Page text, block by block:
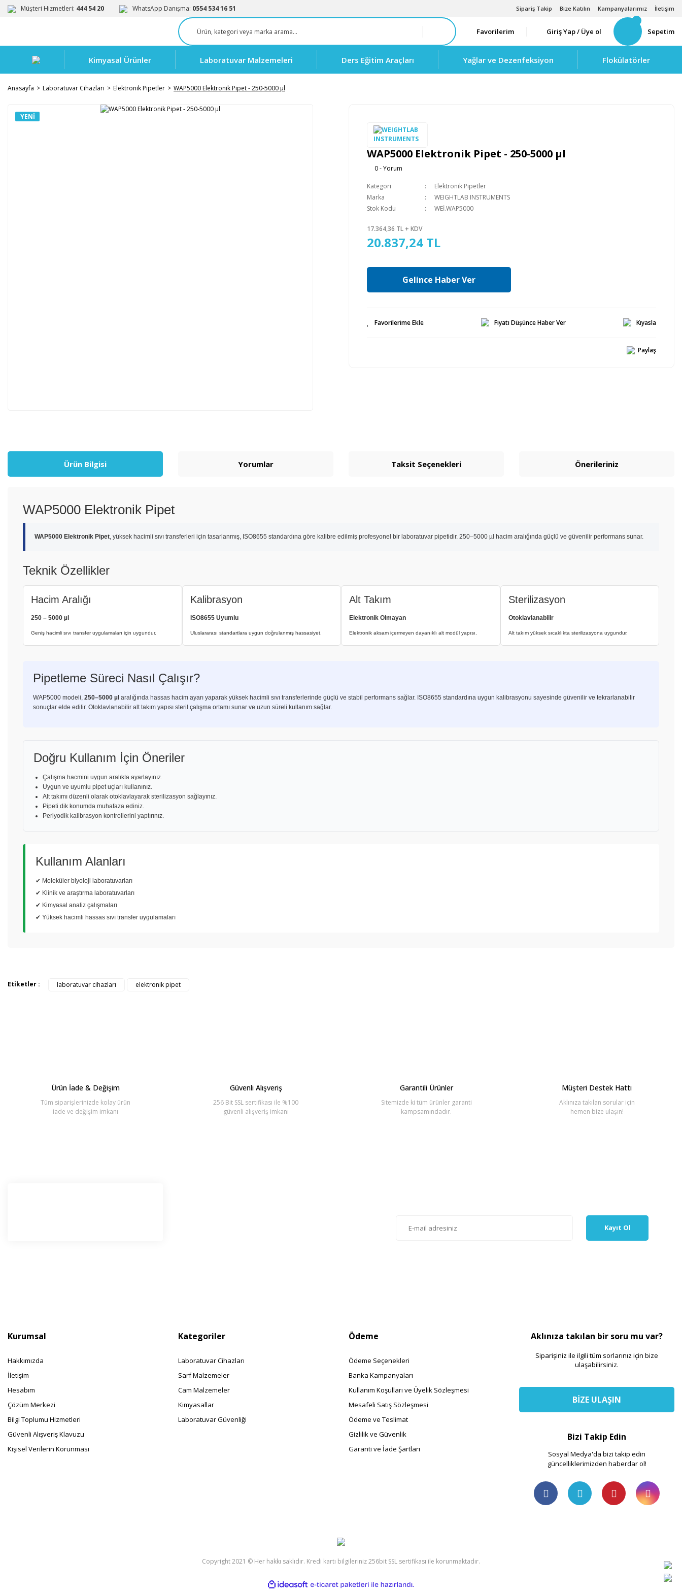
Müşteri Hizmetleri: 444 54 20 WhatsApp Danışma: 0554 534 16 51 Sipariş Takip Bize Katılın Kampanyalarımız İletişim
Favorilerim Giriş Yap / Üye ol Sepetim
Kimyasal Ürünler Laboratuvar Malzemeleri Ders Eğitim Araçları Yağlar ve Dezenfeksiyon Flokülatörler
Anasayfa Laboratuvar Cihazları Elektronik Pipetler WAP5000 Elektronik Pipet - 250-5000 μl
YENI
WAP5000 Elektronik Pipet - 250-5000 μl
0 - Yorum
Kategori
Elektronik Pipetler
Marka
WEIGHTLAB INSTRUMENTS
Stok Kodu
WEİ.WAP5000
17.364,36 TL + KDV
20.837,24 TL
Gelince Haber Ver
Fiyatı Düşünce Haber Ver Kıyasla
Paylaş
Ürün Bilgisi Yorumlar Taksit Seçenekleri Önerileriniz
WAP5000 Elektronik Pipet
WAP5000 Elektronik Pipet, yüksek hacimli sıvı transferleri için tasarlanmış, ISO8655 standardına göre kalibre edilmiş profesyonel bir laboratuvar pipetidir. 250–5000 µl hacim aralığında güçlü ve güvenilir performans sunar.
Teknik Özellikler
Hacim Aralığı
250 – 5000 µl
Geniş hacimli sıvı transfer uygulamaları için uygundur.
Kalibrasyon
ISO8655 Uyumlu
Uluslararası standartlara uygun doğrulanmış hassasiyet.
Alt Takım
Elektronik Olmayan
Elektronik aksam içermeyen dayanıklı alt modül yapısı.
Sterilizasyon
Otoklavlanabilir
Alt takım yüksek sıcaklıkta sterilizasyona uygundur.
Pipetleme Süreci Nasıl Çalışır?
WAP5000 modeli, 250–5000 µl aralığında hassas hacim ayarı yaparak yüksek hacimli sıvı transferlerinde güçlü ve stabil performans sağlar. ISO8655 standardına uygun kalibrasyonu sayesinde güvenilir ve tekrarlanabilir
sonuçlar elde edilir. Otoklavlanabilir alt takım yapısı steril çalışma ortamı sunar ve uzun süreli kullanım sağlar.
Doğru Kullanım İçin Öneriler
Çalışma hacmini uygun aralıkta ayarlayınız.
Uygun ve uyumlu pipet uçları kullanınız.
Alt takımı düzenli olarak otoklavlayarak sterilizasyon sağlayınız.
Pipeti dik konumda muhafaza ediniz.
Periyodik kalibrasyon kontrollerini yaptırınız.
Kullanım Alanları
✔ Moleküler biyoloji laboratuvarları
✔ Klinik ve araştırma laboratuvarları
✔ Kimyasal analiz çalışmaları
✔ Yüksek hacimli hassas sıvı transfer uygulamaları
Etiketler : laboratuvar cihazları elektronik pipet
Ürün İade & Değişim
Tüm siparişlerinizde kolay ürün
iade ve değişim imkanı
Güvenli Alışveriş
256 Bit SSL sertifikası ile %100
güvenli alışveriş imkanı
Garantili Ürünler
Sitemizde ki tüm ürünler garanti
kampsamındadır.
Müşteri Destek Hattı
Aklınıza takılan sorular için
hemen bize ulaşın!
Kayıt Ol
Kurumsal
Hakkımızda
İletişim
Hesabım
Çözüm Merkezi
Bilgi Toplumu Hizmetleri
Güvenli Alışveriş Klavuzu
Kişisel Verilerin Korunması
Kategoriler
Laboratuvar Cihazları
Sarf Malzemeler
Cam Malzemeler
Kimyasallar
Laboratuvar Güvenliği
Ödeme
Ödeme Seçenekleri
Banka Kampanyaları
Kullanım Koşulları ve Üyelik Sözleşmesi
Mesafeli Satış Sözleşmesi
Ödeme ve Teslimat
Gizlilik ve Güvenlik
Garanti ve İade Şartları
Aklınıza takılan bir soru mu var?
Siparişiniz ile ilgili tüm sorlarınız için bize
ulaşabilirsiniz.
BİZE ULAŞIN
Bizi Takip Edin
Sosyal Medya'da bizi takip edin
güncelliklerimizden haberdar ol!
Copyright 2021 © Her hakkı saklıdır. Kredi kartı bilgileriniz 256bit SSL sertifikası ile korunmaktadır.
ideasoft
e-